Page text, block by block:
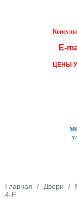
Перейти к основному
E-
ЦЕНЫ
Вы здесь
Главная / Двери /
4-F